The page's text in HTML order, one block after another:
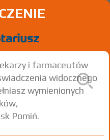
i farmaceutów
widocznego
wymienionych
Pomiń.